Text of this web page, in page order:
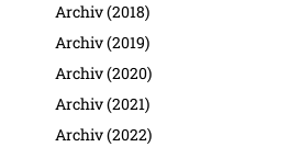
Archiv (2018)
Archiv (2019)
Archiv (2020)
Archiv (2021)
Archiv (2022)